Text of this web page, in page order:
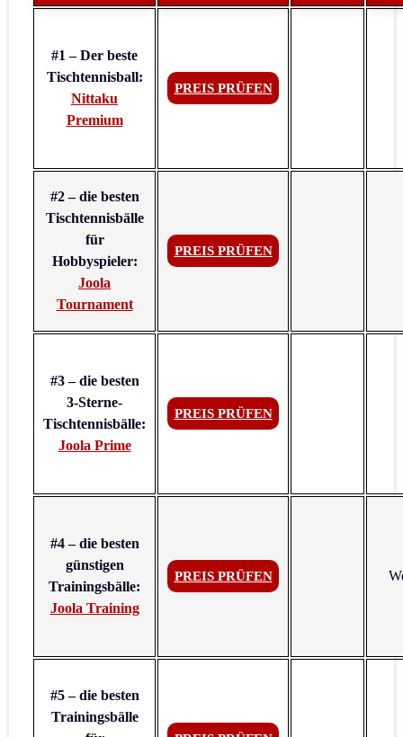
#1 – Der beste
Tischtennisball:
Nittaku
Premium
PREIS PRÜFEN
#2 – die besten
Tischtennisbälle
für
Hobbyspieler:
Joola
Tournament
PREIS PRÜFEN
#3 – die besten
3-Sterne-
Tischtennisbälle:
Joola Prime
PREIS PRÜFEN
#4 – die besten
günstigen
Trainingsbälle:
Joola Training
PREIS PRÜFEN
#5 – die besten
Trainingsbälle